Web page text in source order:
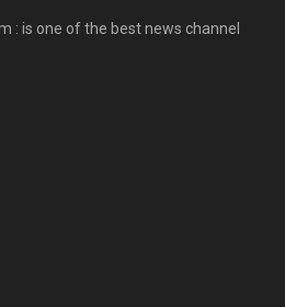
: is one of the best news channel